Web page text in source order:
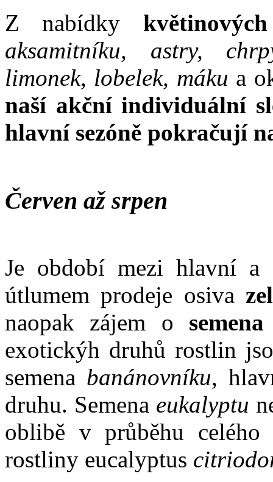
Z nabídky
aksamitníku, astry,
limonek, lobelek, máku a
naší akční individuální
hlavní sezóně pokračují
Červen až srpen
Je období mezi hlavní a
útlumem prodeje osiva
naopak zájem o
exotickýh druhů rostlin
semena banánovníku,
druhu. Semena eukalyptu
oblibě v průběhu
rostliny eucalyptus